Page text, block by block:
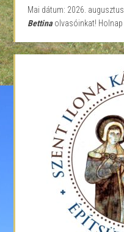
Mai dátum: 2026.
Bettinaolvasóinkat! Holnap